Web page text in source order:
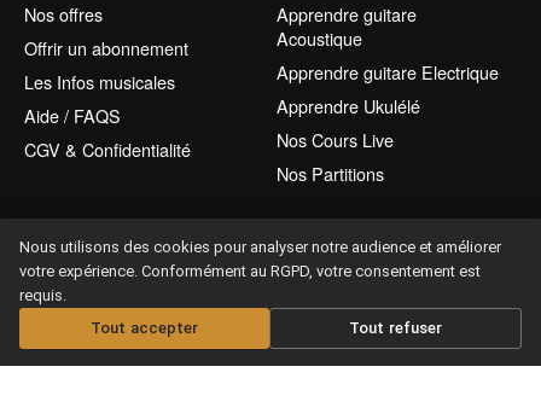
Nos offres
Offrir un abonnement
Les Infos musicales
Aide / FAQS
CGV & Confidentialité
Apprendre guitare
Acoustique
Apprendre guitare Electrique
Apprendre Ukulélé
Nos Cours Live
Nos Partitions
Offrir un abonnement
Nous utilisons des cookies pour analyser notre audience et améliorer
votre expérience. Conformément au RGPD, votre consentement est
requis.
Tout accepter
Tout refuser